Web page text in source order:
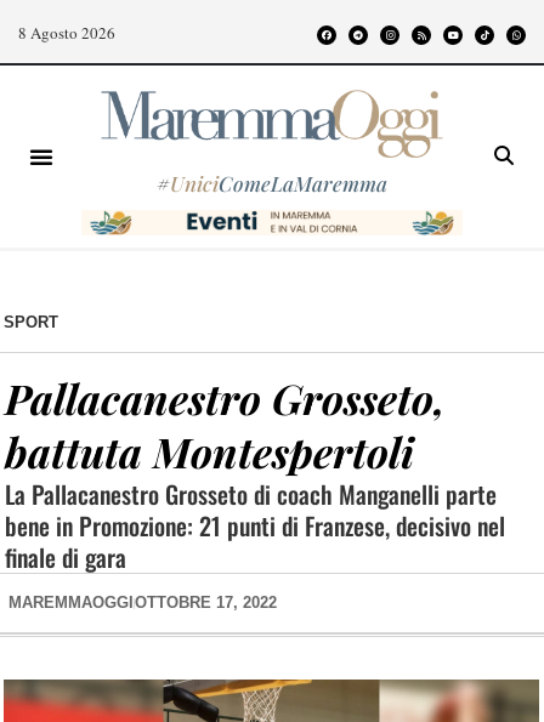
8 Agosto 2026
#UniciComeLaMaremma
SPORT
Pallacanestro Grosseto,
battuta Montespertoli
La Pallacanestro Grosseto di coach Manganelli parte
bene in Promozione: 21 punti di Franzese, decisivo nel
finale di gara
MAREMMAOGGI OTTOBRE 17, 2022